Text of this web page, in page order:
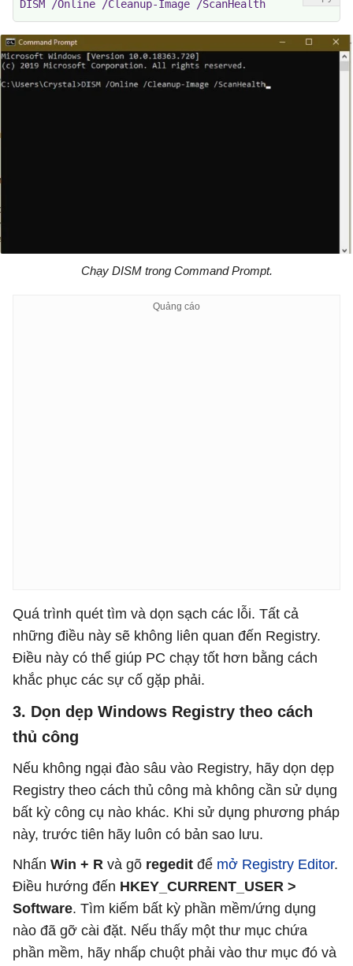
DISM /Online /Cleanup-Image /ScanHealth
Chạy DISM trong Command Prompt.
Quá trình quét tìm và dọn sạch các lỗi. Tất cả
những điều này sẽ không liên quan đến Registry.
Điều này có thể giúp PC chạy tốt hơn bằng cách
khắc phục các sự cố gặp phải.
3. Dọn dẹp Windows Registry theo cách
thủ công
Nếu không ngại đào sâu vào Registry, hãy dọn dẹp
Registry theo cách thủ công mà không cần sử dụng
bất kỳ công cụ nào khác. Khi sử dụng phương pháp
này, trước tiên hãy luôn có bản sao lưu.
Nhấn Win + R và gõ regedit để mở Registry Editor.
Điều hướng đến HKEY_CURRENT_USER >
Software. Tìm kiếm bất kỳ phần mềm/ứng dụng
nào đã gỡ cài đặt. Nếu thấy một thư mục chứa
phần mềm, hãy nhấp chuột phải vào thư mục đó và